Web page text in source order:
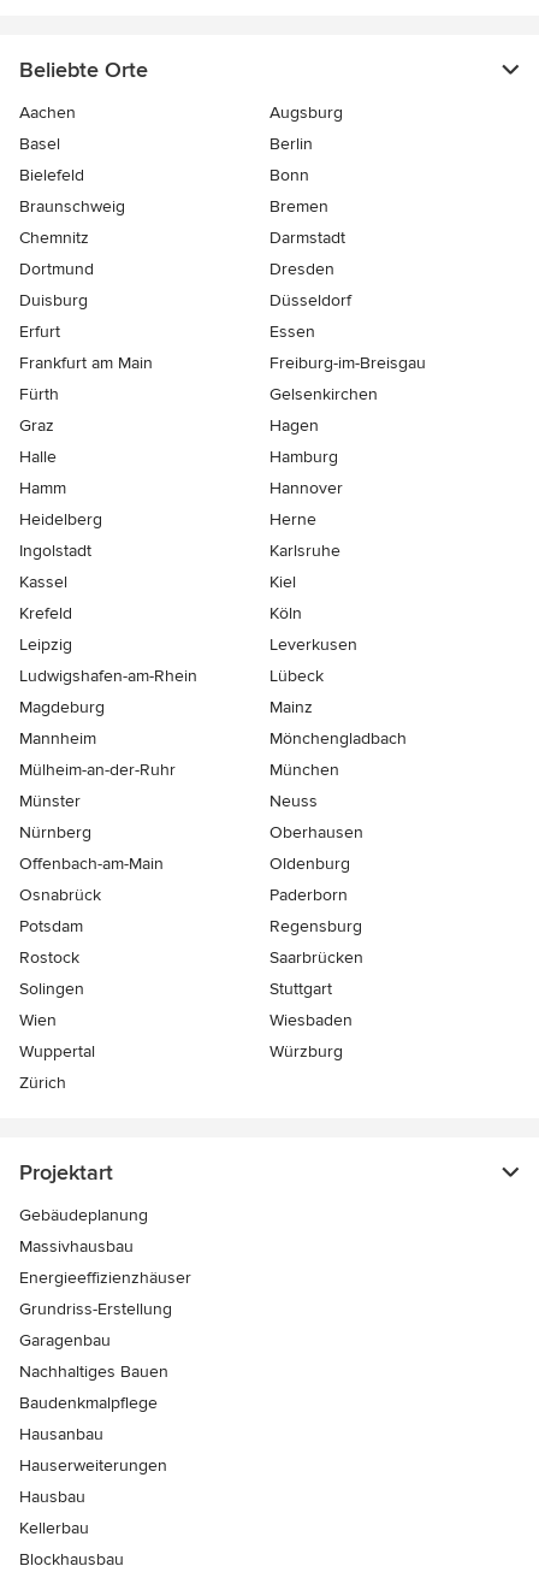
Beliebte Orte
Aachen
Augsburg
Basel
Berlin
Bielefeld
Bonn
Braunschweig
Bremen
Chemnitz
Darmstadt
Dortmund
Dresden
Duisburg
Düsseldorf
Erfurt
Essen
Frankfurt am Main
Freiburg-im-Breisgau
Fürth
Gelsenkirchen
Graz
Hagen
Halle
Hamburg
Hamm
Hannover
Heidelberg
Herne
Ingolstadt
Karlsruhe
Kassel
Kiel
Krefeld
Köln
Leipzig
Leverkusen
Ludwigshafen-am-Rhein
Lübeck
Magdeburg
Mainz
Mannheim
Mönchen­gladbach
Mülheim-an-der-Ruhr
München
Münster
Neuss
Nürnberg
Oberhausen
Offenbach-am-Main
Oldenburg
Osnabrück
Paderborn
Potsdam
Regensburg
Rostock
Saarbrücken
Solingen
Stuttgart
Wien
Wiesbaden
Wuppertal
Würzburg
Zürich
Projektart
Gebäudeplanung
Massivhausbau
Energieeffizienzhäuser
Grundriss-Erstellung
Garagenbau
Nachhaltiges Bauen
Baudenkmalpflege
Hausanbau
Hauserweiterungen
Hausbau
Kellerbau
Blockhausbau